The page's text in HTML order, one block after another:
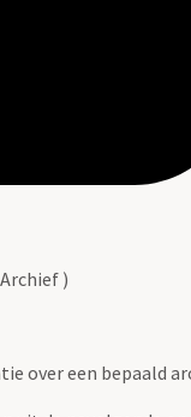
)
over een bepaald